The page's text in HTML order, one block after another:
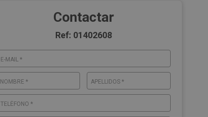
Contactar
Ref: 01402608
E-MAIL *
NOMBRE * APELLIDOS *
TELÉFONO *